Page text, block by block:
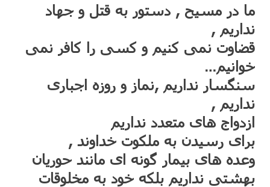
ما در مسیح , دستور به قتل و جهاد
نداریم ,
قضاوت نمی کنیم و کسی را کافر نمی
خوانیم…
سنگسار نداریم ,نماز و روزه اجباری
نداریم ,
ازدواج های متعدد نداریم
برای رسیدن به ملکوت خداوند ,
وعده های بیمار گونه ای مانند حوریان
بهشتی نداریم بلکه خود به مخلوقات